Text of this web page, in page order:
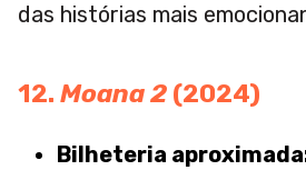
das histórias mais
12. Moana 2 (2024)
Bilheteria